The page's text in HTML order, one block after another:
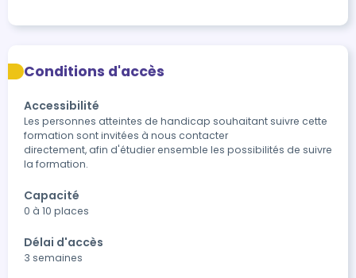
Conditions d'accès
Accessibilité
Les personnes atteintes de handicap souhaitant suivre cette
formation sont invitées à nous contacter
directement, afin d'étudier ensemble les possibilités de suivre
la formation.
Capacité
0 à 10 places
Délai d'accès
3 semaines